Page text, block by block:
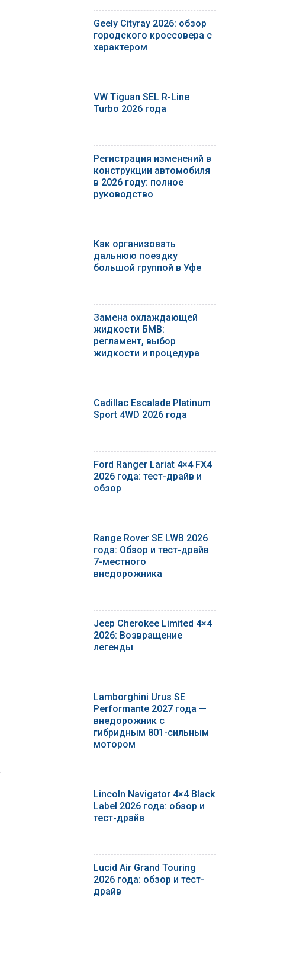
Geely Cityray 2026: обзор
городского кроссовера с
характером
VW Tiguan SEL R-Line
Turbo 2026 года
Регистрация изменений в
конструкции автомобиля
в 2026 году: полное
руководство
Как организовать
дальнюю поездку
большой группой в Уфе
Замена охлаждающей
жидкости БМВ:
регламент, выбор
жидкости и процедура
Cadillac Escalade Platinum
Sport 4WD 2026 года
Ford Ranger Lariat 4×4 FX4
2026 года: тест-драйв и
обзор
Range Rover SE LWB 2026
года: Обзор и тест-драйв
7-местного
внедорожника
Jeep Cherokee Limited 4×4
2026: Возвращение
легенды
Lamborghini Urus SE
Performante 2027 года —
внедорожник с
гибридным 801-сильным
мотором
Lincoln Navigator 4×4 Black
Label 2026 года: обзор и
тест-драйв
Lucid Air Grand Touring
2026 года: обзор и тест-
драйв